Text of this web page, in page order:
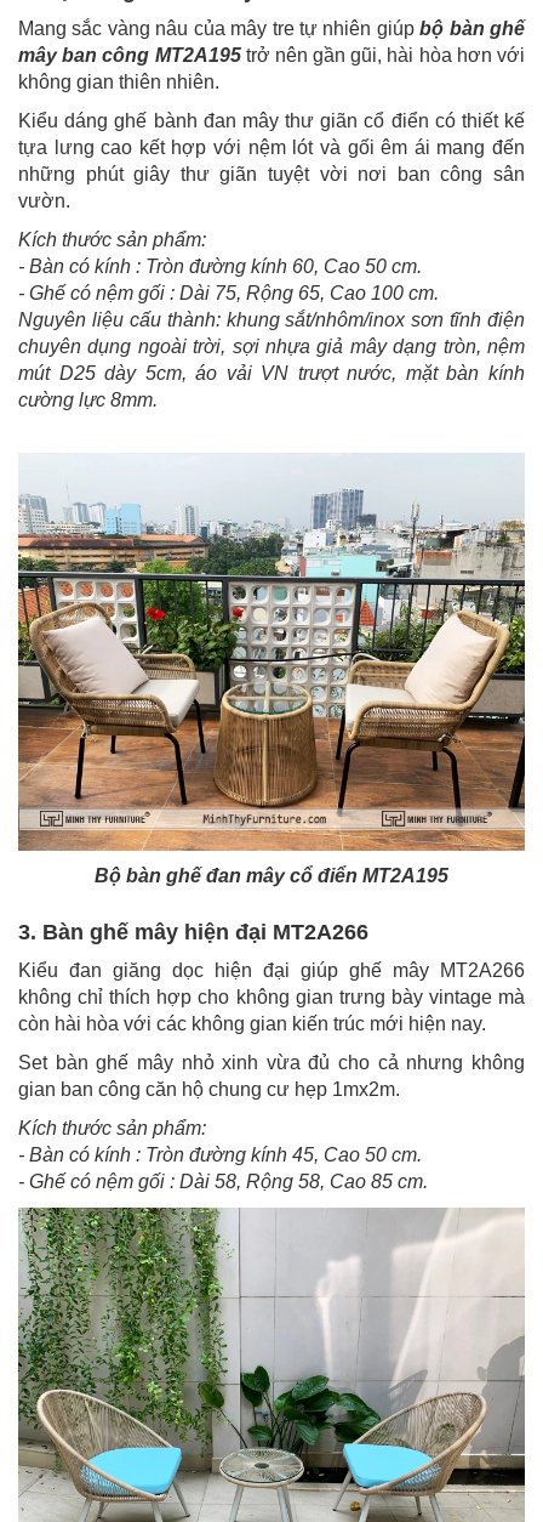
Mang sắc vàng nâu của mây tre tự nhiên giúpbộ bàn ghế
mây ban công MT2A195trở nên gần gũi, hài hòa hơn với
không gian thiên nhiên.
Kiểu dáng ghế bành đan mây thư giãn cổ điển có thiết kế
tựa lưng cao kết hợp với nệm lót và gối êm ái mang đến
những phút giây thư giãn tuyệt vời nơi ban công sân
vườn.
Kích thước sản phẩm:
- Bàn có kính : Tròn đường kính 60, Cao 50 cm.
- Ghế có nệm gối : Dài 75, Rộng 65, Cao 100 cm.
Nguyên liệu cấu thành: khung sắt/nhôm/inox sơn tĩnh điện
chuyên dụng ngoài trời, sợi nhựa giả mây dạng tròn, nệm
mút D25 dày 5cm, áo vải VN trượt nước, mặt bàn kính
cường lực 8mm.
Bộ bàn ghế đan mây cổ điển MT2A195
3. Bàn ghế mây hiện đại MT2A266
Kiểu đan giăng dọc hiện đại giúp ghế mây MT2A266
không chỉ thích hợp cho không gian trưng bày vintage mà
còn hài hòa với các không gian kiến trúc mới hiện nay.
Set bàn ghế mây nhỏ xinh vừa đủ cho cả nhưng không
gian ban công căn hộ chung cư hẹp 1mx2m.
Kích thước sản phẩm:
- Bàn có kính : Tròn đường kính 45, Cao 50 cm.
- Ghế có nệm gối : Dài 58, Rộng 58, Cao 85 cm.